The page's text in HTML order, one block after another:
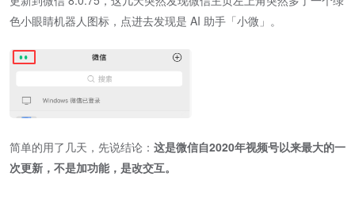
色小眼睛机器人图标，点进去发现是 AI 助手「小微」。
简单的用了几天，先说结论： 这是微信自2020年视频号以来最大的一
次更新，不是加功能，是改交互。